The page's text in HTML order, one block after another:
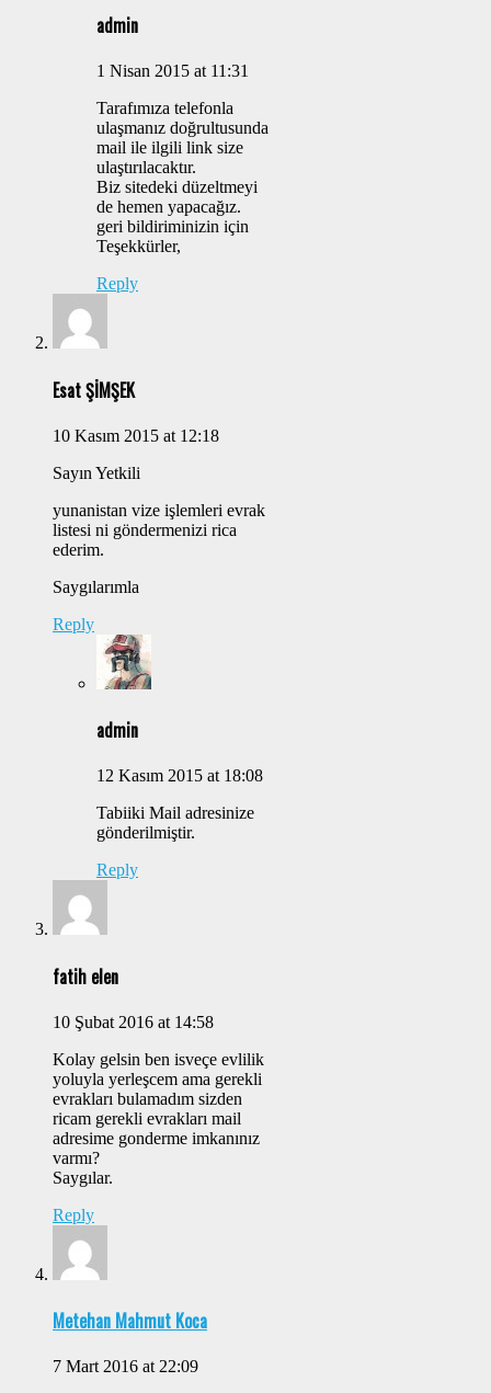
admin
1 Nisan 2015 at 11:31
Tarafımıza telefonla
ulaşmanız doğrultusunda
mail ile ilgili link size
ulaştırılacaktır.
Biz sitedeki düzeltmeyi
de hemen yapacağız.
geri bildiriminizin için
Teşekkürler,
Reply
Esat ŞİMŞEK
10 Kasım 2015 at 12:18
Sayın Yetkili
yunanistan vize işlemleri evrak
listesi ni göndermenizi rica
ederim.
Saygılarımla
Reply
admin
12 Kasım 2015 at 18:08
Tabiiki Mail adresinize
gönderilmiştir.
Reply
fatih elen
10 Şubat 2016 at 14:58
Kolay gelsin ben isveçe evlilik
yoluyla yerleşcem ama gerekli
evrakları bulamadım sizden
ricam gerekli evrakları mail
adresime gonderme imkanınız
varmı?
Saygılar.
Reply
Metehan Mahmut Koca
7 Mart 2016 at 22:09